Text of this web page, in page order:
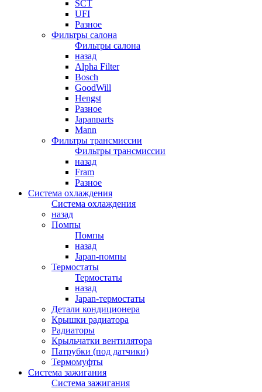
SCT
UFI
Разное
Фильтры салона
Фильтры салона
назад
Alpha Filter
Bosch
GoodWill
Hengst
Разное
Japanparts
Mann
Фильтры трансмиссии
Фильтры трансмиссии
назад
Fram
Разное
Система охлаждения
Система охлаждения
назад
Помпы
Помпы
назад
Japan-помпы
Термостаты
Термостаты
назад
Japan-термостаты
Детали кондиционера
Крышки радиатора
Радиаторы
Крыльчатки вентилятора
Патрубки (под датчики)
Термомуфты
Система зажигания
Система зажигания